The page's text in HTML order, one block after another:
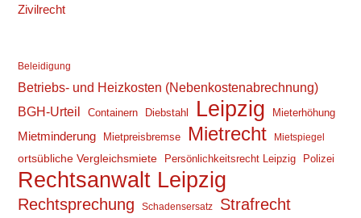
Zivilrecht
Beleidigung
Betriebs- und Heizkosten (Nebenkostenabrechnung)
BGH-Urteil Containern Diebstahl Leipzig Mieterhöhung
Mietminderung Mietpreisbremse Mietrecht Mietspiegel
ortsübliche Vergleichsmiete Persönlichkeitsrecht Leipzig Polizei
Rechtsanwalt Leipzig
Rechtsprechung Schadensersatz Strafrecht